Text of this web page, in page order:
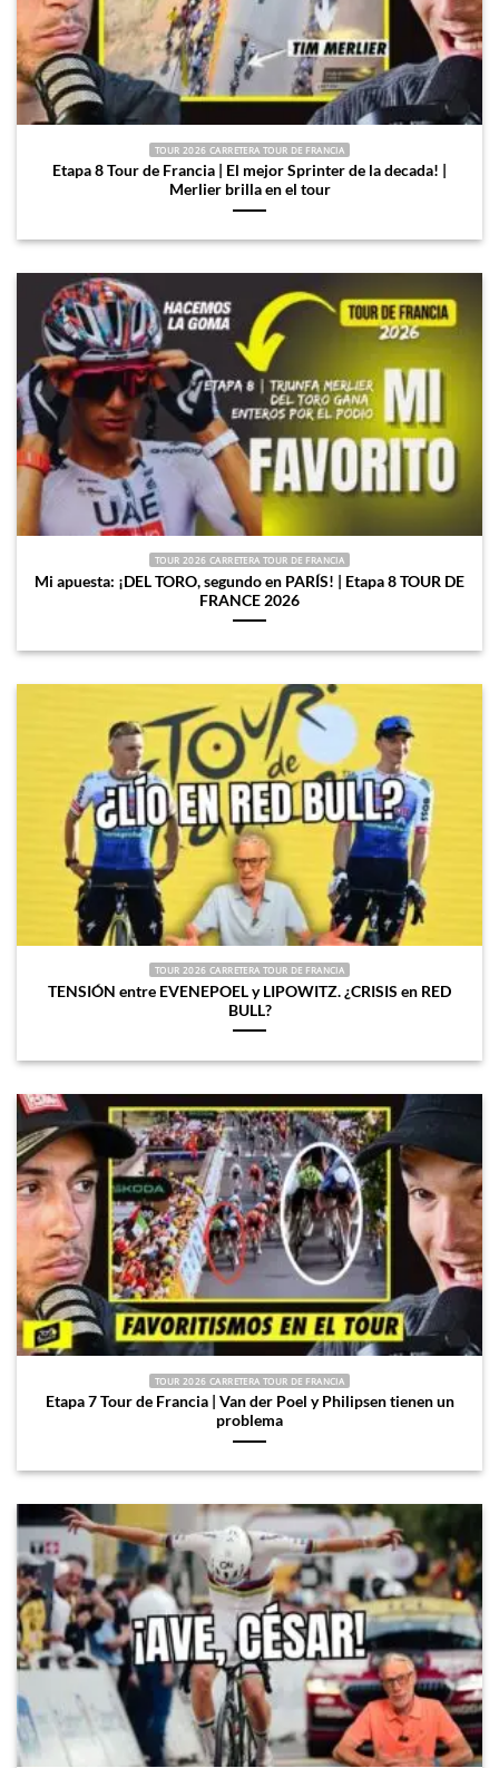
TOUR 2026 CARRETERA TOUR DE FRANCIA
Etapa 8 Tour de Francia | El mejor Sprinter de la decada! |
Merlier brilla en el tour
TOUR 2026 CARRETERA TOUR DE FRANCIA
Mi apuesta: ¡DEL TORO, segundo en PARÍS! | Etapa 8 TOUR DE
FRANCE 2026
TOUR 2026 CARRETERA TOUR DE FRANCIA
TENSIÓN entre EVENEPOEL y LIPOWITZ. ¿CRISIS en RED
BULL?
TOUR 2026 CARRETERA TOUR DE FRANCIA
Etapa 7 Tour de Francia | Van der Poel y Philipsen tienen un
problema